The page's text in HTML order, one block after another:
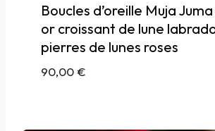
Boucles d’oreille Muja
or croissant de lune
pierres de lunes roses
90,00€